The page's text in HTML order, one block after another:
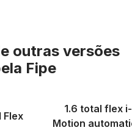
outras versões
Fipe
Flex
1.6 total flex i-
Motion